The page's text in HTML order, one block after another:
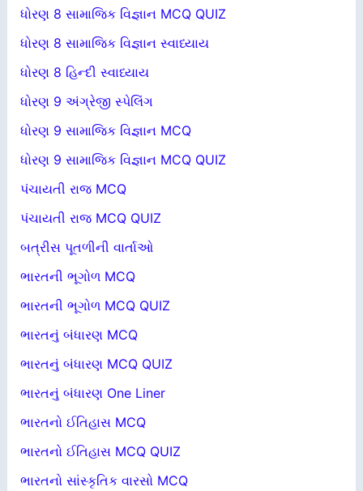
ધોરણ 8 સામાજિક વિજ્ઞાન MCQ QUIZ
ધોરણ 8 સામાજિક વિજ્ઞાન સ્વાધ્યાય
ધોરણ 8 હિન્દી સ્વાધ્યાય
ધોરણ 9 અંગ્રેજી સ્પેલિંગ
ધોરણ 9 સામાજિક વિજ્ઞાન MCQ
ધોરણ 9 સામાજિક વિજ્ઞાન MCQ QUIZ
પંચાયતી રાજ MCQ
પંચાયતી રાજ MCQ QUIZ
બત્રીસ પૂતળીની વાર્તાઓ
ભારતની ભૂગોળ MCQ
ભારતની ભૂગોળ MCQ QUIZ
ભારતનું બંધારણ MCQ
ભારતનું બંધારણ MCQ QUIZ
ભારતનું બંધારણ One Liner
ભારતનો ઈતિહાસ MCQ
ભારતનો ઈતિહાસ MCQ QUIZ
ભારતનો સાંસ્કૃતિક વારસો MCQ